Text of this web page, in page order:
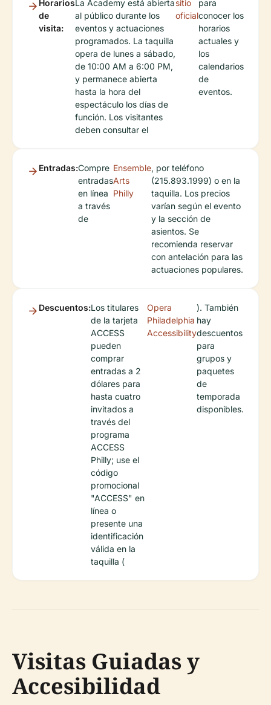
Horarios
de
visita:
La Academy está abierta
al público durante los
eventos y actuaciones
programados. La taquilla
opera de lunes a sábado,
de 10:00 AM a 6:00 PM,
y permanece abierta
hasta la hora del
espectáculo los días de
función. Los visitantes
deben consultar el
sitio
oficial
para
conocer los
horarios
actuales y
los
calendarios
de
eventos.
Entradas:Compre
entradas
en línea
a través
de
Ensemble
Arts
Philly
, por teléfono
(215.893.1999) o en la
taquilla. Los precios
varían según el evento
y la sección de
asientos. Se
recomienda reservar
con antelación para las
actuaciones populares.
Descuentos:Los titulares
de la tarjeta
ACCESS
pueden
comprar
entradas a 2
dólares para
hasta cuatro
invitados a
través del
programa
ACCESS
Philly; use el
código
promocional
"ACCESS" en
línea o
presente una
identificación
válida en la
taquilla (
Opera
Philadelphia
Accessibility
). También
hay
descuentos
para
grupos y
paquetes
de
temporada
disponibles.
Visitas Guiadas y
Accesibilidad